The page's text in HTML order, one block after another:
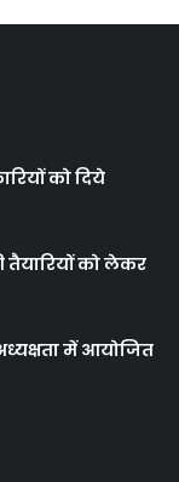
को दिये
तैयारियों को लेकर
में आयोजित